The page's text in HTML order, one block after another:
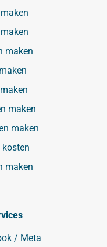
maken
maken
maken
maken
/ Meta